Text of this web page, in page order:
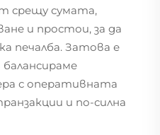
срещу сумата,
и простои, за да
печалба. Затова е
с оперативната
и по-силна